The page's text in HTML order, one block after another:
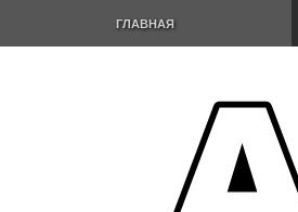
ГЛАВНАЯ